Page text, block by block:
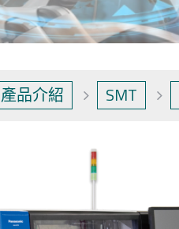
產品介紹 SMT